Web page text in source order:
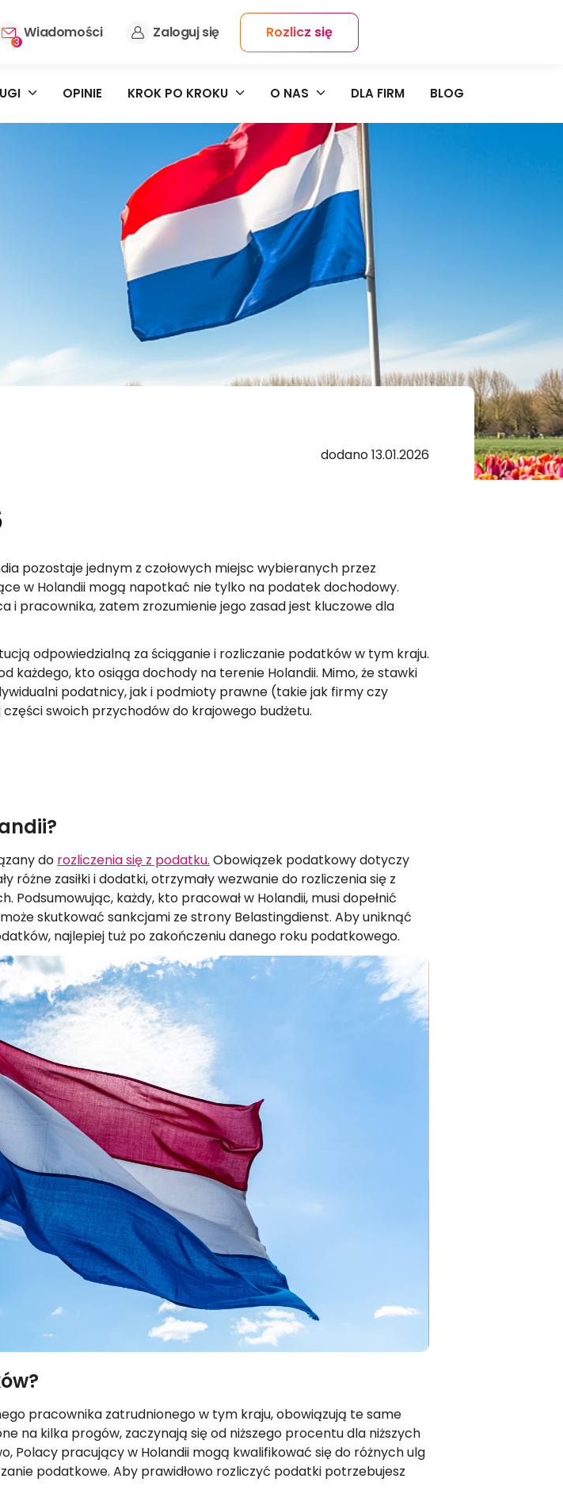
3
Wiadomości Zaloguj się Rozlicz się
OPINIE KROK PO KROKU O NAS DLA FIRM BLOG
dodano 13.01.2026
pozostaje jednym z czołowych miejsc wybieranych przez
w Holandii mogą napotkać nie tylko na podatek dochodowy.
i pracownika, zatem zrozumienie jego zasad jest kluczowe dla
odpowiedzialną za ściąganie i rozliczanie podatków w tym kraju.
kto osiąga dochody na terenie Holandii. Mimo, że stawki
podatnicy, jak i podmioty prawne (takie jak firmy czy
swoich przychodów do krajowego budżetu.
do rozliczenia się z podatku. Obowiązek podatkowy dotyczy
zasiłki i dodatki, otrzymały wezwanie do rozliczenia się z
każdy, kto pracował w Holandii, musi dopełnić
skutkować sankcjami ze strony Belastingdienst. Aby uniknąć
najlepiej tuż po zakończeniu danego roku podatkowego.
pracownika zatrudnionego w tym kraju, obowiązują te same
na kilka progów, zaczynają się od niższego procentu dla niższych
Polacy pracujący w Holandii mogą kwalifikować się do różnych ulg
podatkowe. Aby prawidłowo rozliczyć podatki potrzebujesz